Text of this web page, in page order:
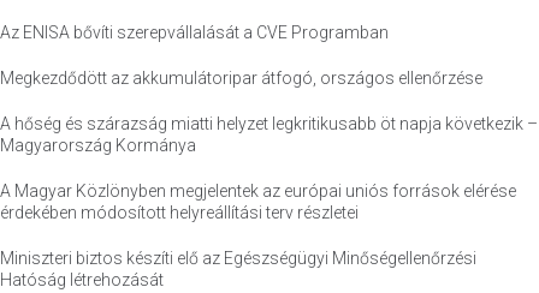
Az ENISA bővíti szerepvállalását a CVE Programban
Megkezdődött az akkumulátoripar átfogó, országos ellenőrzése
A hőség és szárazság miatti helyzet legkritikusabb öt napja következik –
Magyarország Kormánya
A Magyar Közlönyben megjelentek az európai uniós források elérése
érdekében módosított helyreállítási terv részletei
Miniszteri biztos készíti elő az Egészségügyi Minőségellenőrzési
Hatóság létrehozását